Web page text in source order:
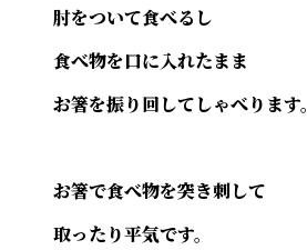
肘をついて食べるし
食べ物を口に入れたまま
お箸を振り回してしゃべります。
お箸で食べ物を突き刺して
取ったり平気です。